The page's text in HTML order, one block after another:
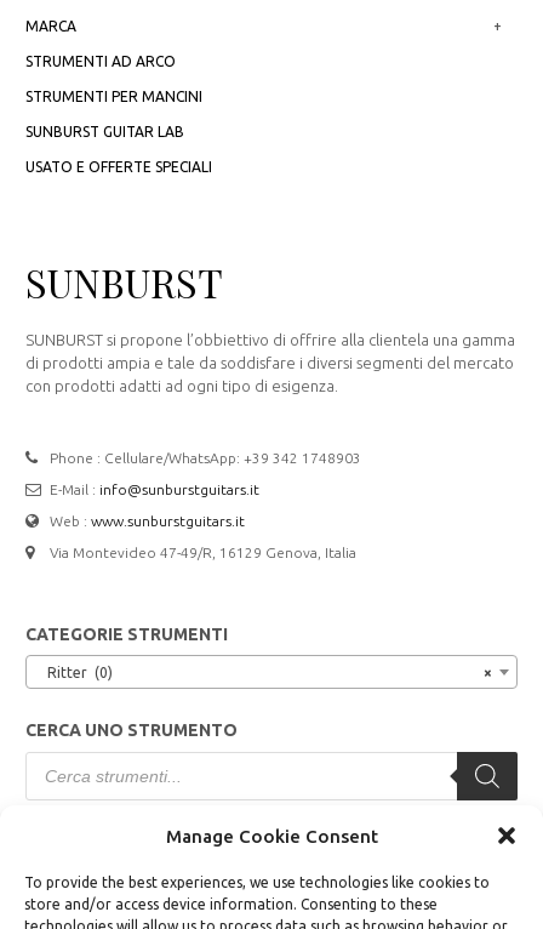
Manage Cookie Consent
To provide the best experiences, we use technologies like cookies to
store and/or access device information. Consenting to these
MARCA +
STRUMENTI AD ARCO
STRUMENTI PER MANCINI
SUNBURST GUITAR LAB
USATO E OFFERTE SPECIALI
SUNBURST
SUNBURST si propone l’obbiettivo di offrire alla clientela una gamma
di prodotti ampia e tale da soddisfare i diversi segmenti del mercato
con prodotti adatti ad ogni tipo di esigenza.
Phone : Cellulare/WhatsApp: +39 342 1748903
E-Mail : info@sunburstguitars.it
Web :www.sunburstguitars.it
Via Montevideo 47-49/R, 16129 Genova, Italia
CATEGORIE STRUMENTI
×
Ritter (0)
CERCA UNO STRUMENTO
Products
search
TERMINI E CONDIZIONI
Modalità di Vendita